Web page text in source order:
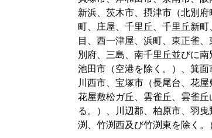
新浜、茨木市、摂津市（北別
町、庄屋、千里丘、千里丘新
目、西一津屋、浜町、東正雀、
別府、三島、南千里丘並びに南
池田市（空港を除く。）、箕面
川西市、宝塚市（長尾台、花屋
花屋敷松ガ丘、雲雀丘、雲雀
る。）、川辺郡、柏原市、羽
渕、竹渕西及び竹渕東を除く。